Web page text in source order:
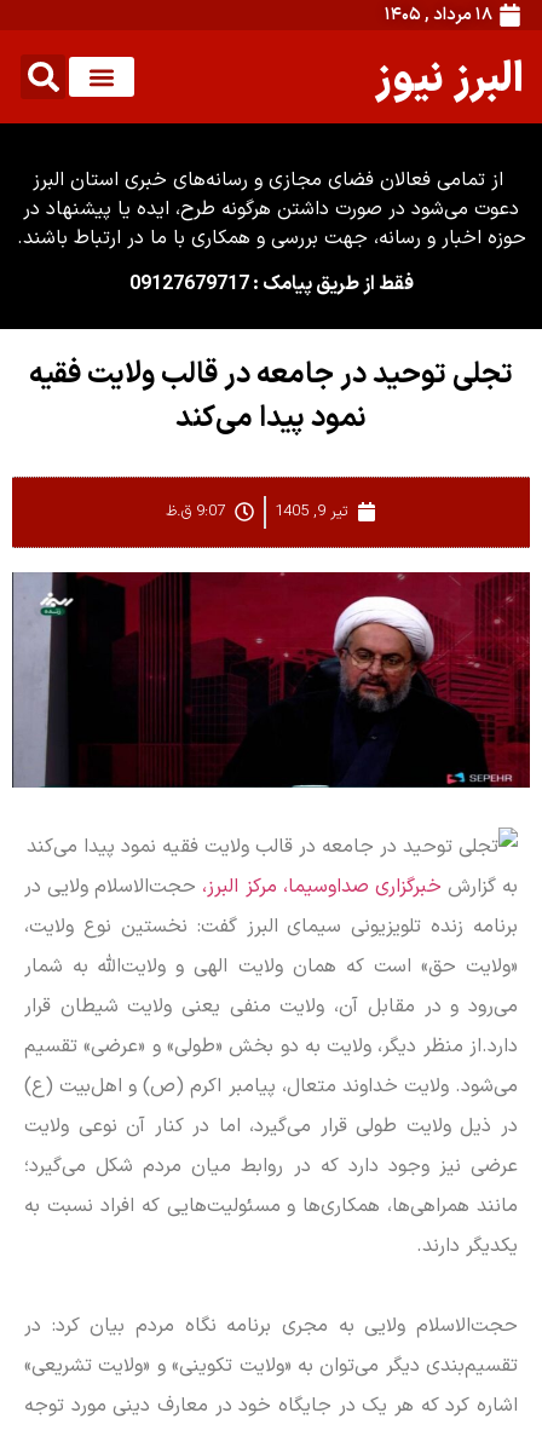
۱۸ مرداد , ۱۴۰۵
البرز نیوز
از تمامی فعالان فضای مجازی و رسانه‌های خبری استان البرز
دعوت می‌شود در صورت داشتن هرگونه طرح، ایده یا پیشنهاد در
حوزه اخبار و رسانه، جهت بررسی و همکاری با ما در ارتباط باشند.
فقط از طریق پیامک : 09127679717
تجلی توحید در جامعه در قالب ولایت فقیه
نمود پیدا می‌کند
تیر 9, 1405 9:07 ق.ظ
به گزارش خبرگزاری صداوسیما، مرکز البرز، حجت‌الاسلام ولایی در
برنامه زنده تلویزیونی سیمای البرز گفت: نخستین نوع ولایت،
«ولایت حق» است که همان ولایت الهی و ولایت‌الله به شمار
می‌رود و در مقابل آن، ولایت منفی یعنی ولایت شیطان قرار
دارد.از منظر دیگر، ولایت به دو بخش «طولی» و «عرضی» تقسیم
می‌شود. ولایت خداوند متعال، پیامبر اکرم (ص) و اهل‌بیت (ع)
در ذیل ولایت طولی قرار می‌گیرد، اما در کنار آن نوعی ولایت
عرضی نیز وجود دارد که در روابط میان مردم شکل می‌گیرد؛
مانند همراهی‌ها، همکاری‌ها و مسئولیت‌هایی که افراد نسبت به
یکدیگر دارند.
حجت‌الاسلام ولایی به مجری برنامه نگاه مردم بیان کرد: در
تقسیم‌بندی دیگر می‌توان به «ولایت تکوینی» و «ولایت تشریعی»
اشاره کرد که هر یک در جایگاه خود در معارف دینی مورد توجه